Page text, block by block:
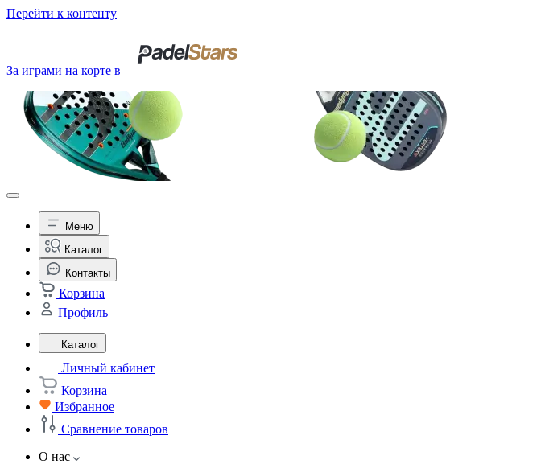
Перейти к контенту
За играми на корте в
Меню
Каталог
Контакты
Корзина
Профиль
Каталог
Личный кабинет
Корзина
Избранное
Сравнение товаров
О нас